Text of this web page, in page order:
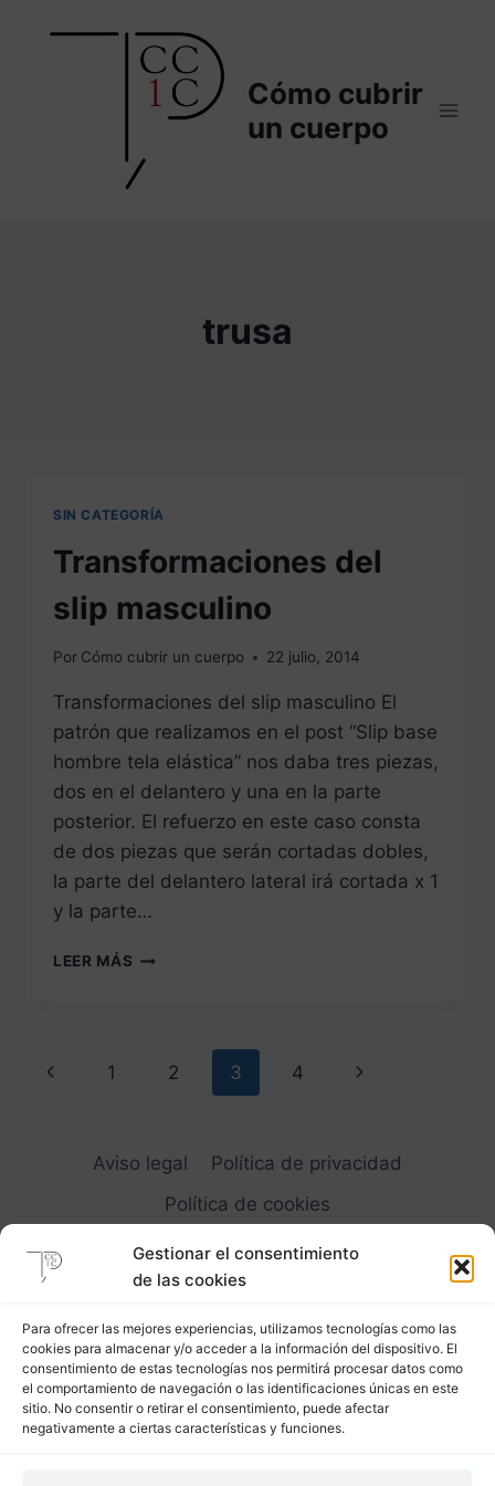
Gestionar el consentimiento
de las cookies
Para ofrecer las mejores experiencias, utilizamos tecnologías como las
cookies para almacenar y/o acceder a la información del dispositivo. El
consentimiento de estas tecnologías nos permitirá procesar datos como
el comportamiento de navegación o las identificaciones únicas en este
sitio. No consentir o retirar el consentimiento, puede afectar
negativamente a ciertas características y funciones.
Cómo cubrir
un cuerpo
trusa
SIN CATEGORÍA
Transformaciones del
slip masculino
Por Cómo cubrir un cuerpo 22 julio, 2014
Transformaciones del slip masculino El
patrón que realizamos en el post “Slip base
hombre tela elástica” nos daba tres piezas,
dos en el delantero y una en la parte
posterior. El refuerzo en este caso consta
de dos piezas que serán cortadas dobles,
la parte del delantero lateral irá cortada x 1
y la parte…
LEER MÁS TRANSFORMACIONES
Navegación
página
Página
1 2 3 4
Siguiente
Aviso legal
Política de privacidad
Política de cookies
Carrer Provença, 183
08036 - Barcelona (Espana)